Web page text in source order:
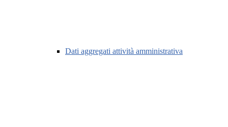
Dati aggregati attività amministrativa